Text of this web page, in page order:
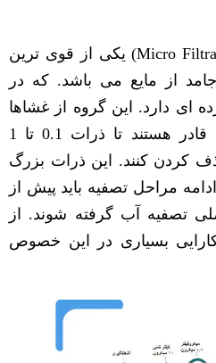
میکروفیلتراسیون (Micro Filtration) یکی از قوی ترین
از مایع می باشد. که در
ای دارد. این گروه از غشاها
به علت قطر کم منافذ قادر هستند تا ذرات 0.1 تا 1
کردن کنند. این ذرات بزرگ
مراحل تصفیه باید پیش از
تصفیه آب گرفته شوند. از
بسیاری در این خصوص